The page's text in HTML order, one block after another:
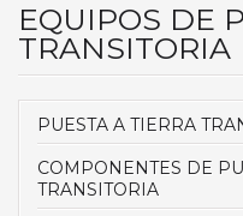
EQUIPOS DE
TRANSITORIA
PUESTA A TIERRA
COMPONENTES DE
TRANSITORIA